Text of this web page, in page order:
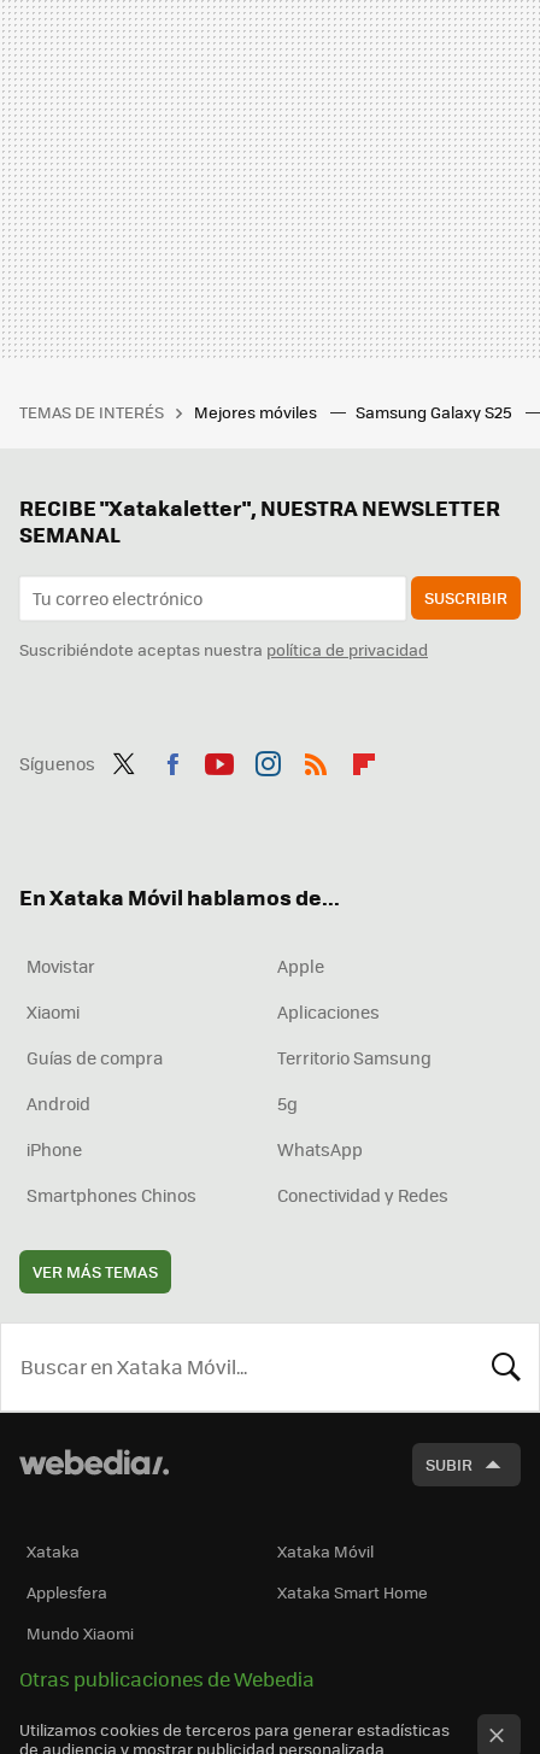
TEMAS DE INTERÉS Mejores móviles Samsung Galaxy S25
RECIBE "Xatakaletter", NUESTRA NEWSLETTER
SEMANAL
SUSCRIBIR
Suscribiéndote aceptas nuestra política de privacidad
Síguenos
En Xataka Móvil hablamos de...
Movistar
Apple
Xiaomi
Aplicaciones
Guías de compra
Territorio Samsung
Android
5g
iPhone
WhatsApp
Smartphones Chinos
Conectividad y Redes
VER MÁS TEMAS
SUBIR
Xataka
Xataka Móvil
Applesfera
Xataka Smart Home
Mundo Xiaomi
Otras publicaciones de Webedia
Utilizamos cookies de terceros para generar estadísticas
de audiencia y mostrar publicidad personalizada